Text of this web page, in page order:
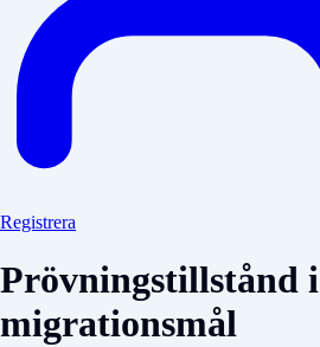
Registrera
Prövningstillstånd i
migrationsmål